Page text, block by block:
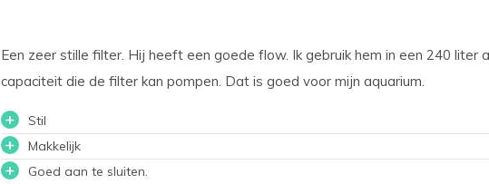
Een zeer stille filter. Hij heeft een goede flow. Ik gebruik hem in een 240 liter
capaciteit die de filter kan pompen. Dat is goed voor mijn aquarium.
+ Stil
+ Makkelijk
+ Goed aan te sluiten.